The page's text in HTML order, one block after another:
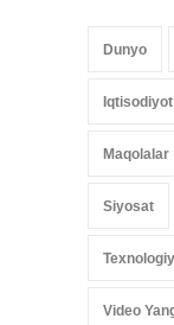
Dunyo
Iqtisodiyot
Maqolalar
Siyosat
Video